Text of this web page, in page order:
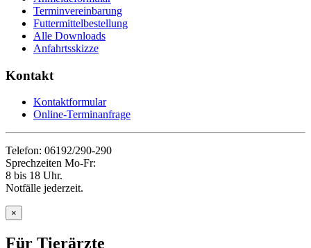
Terminvereinbarung
Futtermittelbestellung
Alle Downloads
Anfahrtsskizze
Kontakt
Kontaktformular
Online-Terminanfrage
Telefon: 06192/290-290
Sprechzeiten Mo-Fr:
8 bis 18 Uhr.
Notfälle jederzeit.
×
Für Tierärzte